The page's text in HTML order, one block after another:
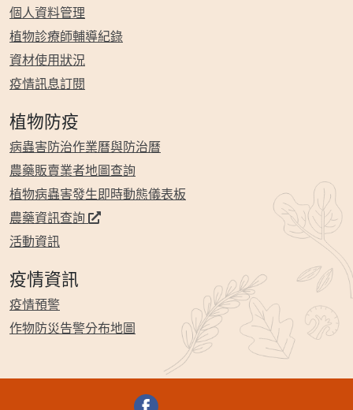
個人資料管理
植物診療師輔導紀錄
資材使用狀況
疫情訊息訂閱
植物防疫
病蟲害防治作業曆與防治曆
農藥販賣業者地圖查詢
植物病蟲害發生即時動態儀表板
農藥資訊查詢
活動資訊
疫情資訊
疫情預警
作物防災告警分布地圖